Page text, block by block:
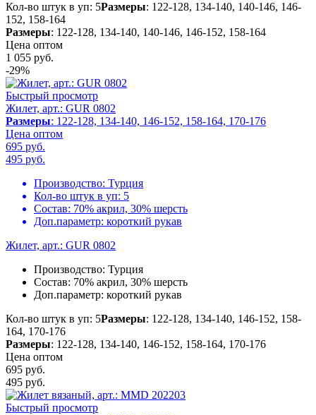
Кол-во штук в уп: 5Размеры: 122-128, 134-140, 140-146, 146-
152, 158-164
Размеры: 122-128, 134-140, 140-146, 146-152, 158-164
Цена оптом
1 055 руб.
-29%
Быстрый просмотр
Жилет, арт.: GUR 0802
Размеры: 122-128, 134-140, 146-152, 158-164, 170-176
Цена оптом
695 руб.
495 руб.
Производство: Турция
Кол-во штук в уп: 5
Состав: 70% акрил, 30% шерсть
Доп.параметр: короткий рукав
Жилет, арт.: GUR 0802
Производство: Турция
Состав: 70% акрил, 30% шерсть
Доп.параметр: короткий рукав
Кол-во штук в уп: 5Размеры: 122-128, 134-140, 146-152, 158-
164, 170-176
Размеры: 122-128, 134-140, 146-152, 158-164, 170-176
Цена оптом
695 руб.
495 руб.
Быстрый просмотр